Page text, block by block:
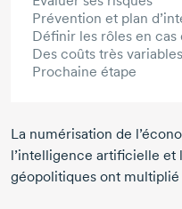
Prévention et plan
Définir les rôles en cas
Des coûts très variables
Prochaine étape
La numérisation de
l’intelligence artificielle et
géopolitiques ont